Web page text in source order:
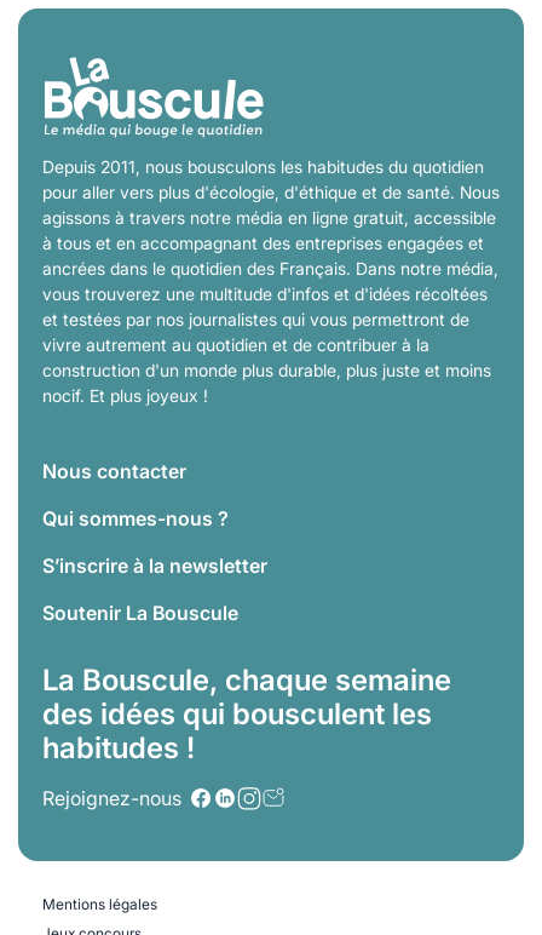
Depuis 2011, nous bousculons les habitudes du quotidien
pour aller vers plus d'écologie, d'éthique et de santé. Nous
agissons à travers notre média en ligne gratuit, accessible
à tous et en accompagnant des entreprises engagées et
ancrées dans le quotidien des Français. Dans notre média,
vous trouverez une multitude d'infos et d'idées récoltées
et testées par nos journalistes qui vous permettront de
vivre autrement au quotidien et de contribuer à la
construction d'un monde plus durable, plus juste et moins
nocif. Et plus joyeux !
Nous contacter
Qui sommes-nous ?
S’inscrire à la newsletter
Soutenir La Bouscule
La Bouscule, chaque semaine
des idées qui bousculent les
habitudes !
Rejoignez-nous
Mentions légales